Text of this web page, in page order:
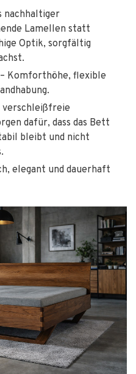
auf Konstruktion und
nachhaltiger
Lamellen statt
Optik, sorgfältig
– Komforthöhe, flexible
dafür, dass das Bett
bleibt und nicht
elegant und dauerhaft